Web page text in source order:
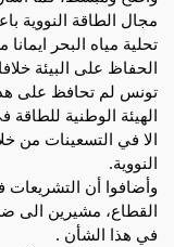
مجال الطاقة النووية
تحلية مياه البحر
الحفاظ على البيئة
تونس لم تحافظ على
الهيئة الوطنية
الا في التسعينات من
النووية.
وأضافوا أن التشريعات
القطاع، مشيرين الى
في هذا الشأن .